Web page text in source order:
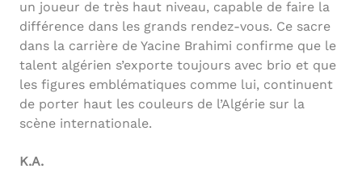
un joueur de très haut niveau, capable de faire la
différence dans les grands rendez-vous. Ce sacre
dans la carrière de Yacine Brahimi confirme que le
talent algérien s’exporte toujours avec brio et que
les figures emblématiques comme lui, continuent
de porter haut les couleurs de l’Algérie sur la
scène internationale.
K.A.